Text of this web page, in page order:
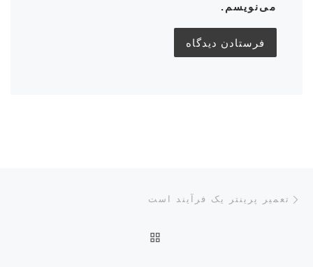
می‌نویسم.
ناوبری پست‌ها
تعمیر پرینتر یک فرآیند است
بازگشت به صفحه اصلی